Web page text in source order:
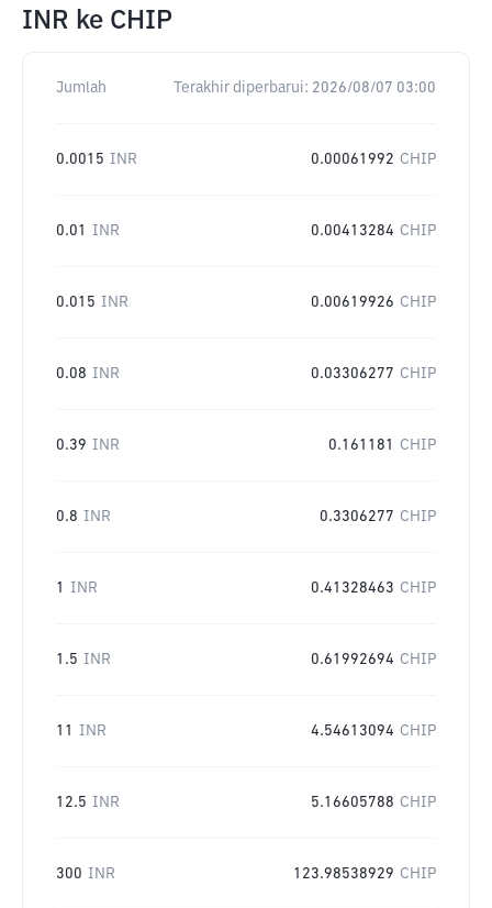
INR ke CHIP
Jumlah Terakhir diperbarui: 2026/08/07 03:00
0.0015 INR 0.00061992 CHIP
0.01 INR 0.00413284 CHIP
0.015 INR 0.00619926 CHIP
0.08 INR 0.03306277 CHIP
0.39 INR 0.161181 CHIP
0.8 INR 0.3306277 CHIP
1 INR 0.41328463 CHIP
1.5 INR 0.61992694 CHIP
11 INR 4.54613094 CHIP
12.5 INR 5.16605788 CHIP
300 INR 123.98538929 CHIP